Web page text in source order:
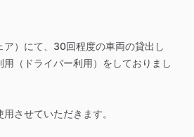
ア）にて、30回程度の車両の貸出し
用（ドライバー利用）をしておりまし
させていただきます。